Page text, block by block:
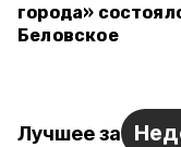
города»
Беловское
Лучшее за